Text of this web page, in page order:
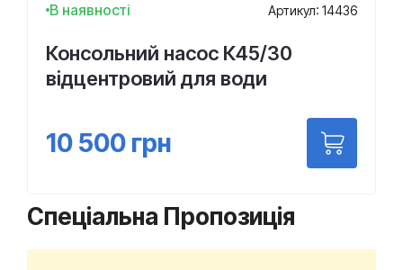
В наявності Артикул: 14436
Консольний насос К45/30
відцентровий для води
10 500 грн
Спеціальна Пропозиція